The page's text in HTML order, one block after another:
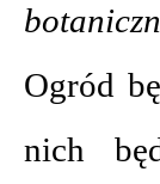
Ogród
nich